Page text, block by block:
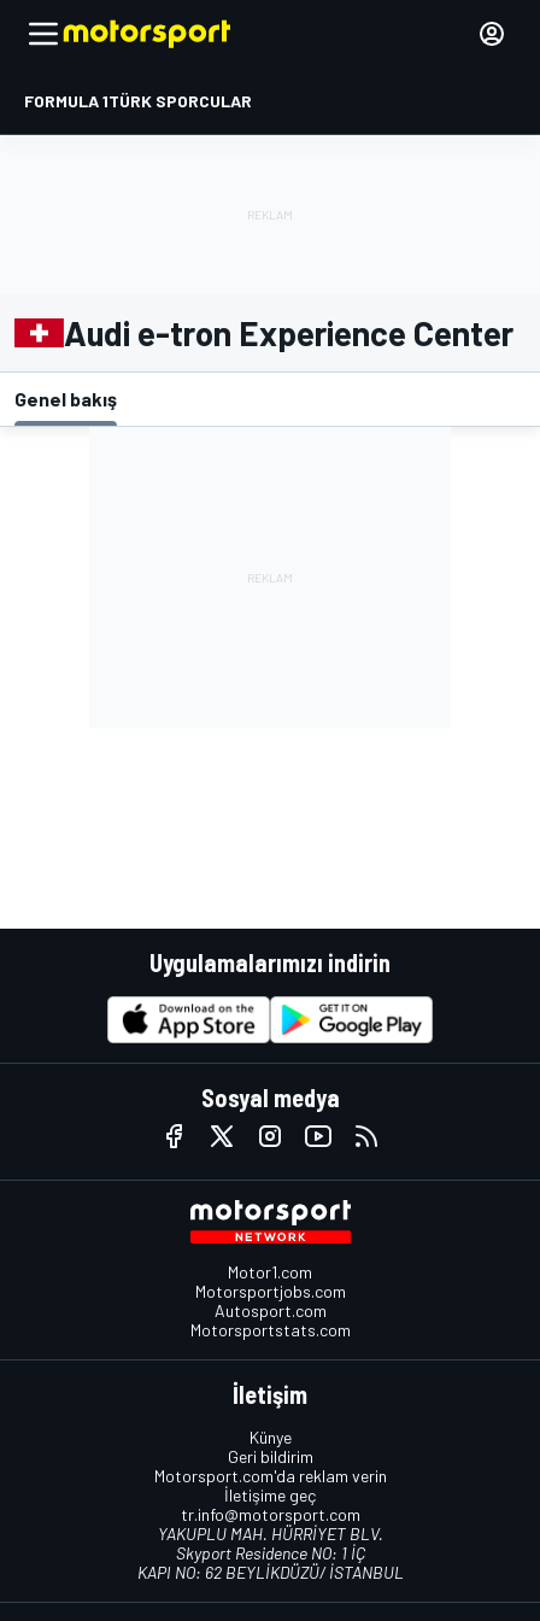
FORMULA 1TÜRK SPORCULAR
Audi e-tron Experience Center
Genel bakış
Uygulamalarımızı indirin
Sosyal medya
Motor1.com
Motorsportjobs.com
Autosport.com
Motorsportstats.com
İletişim
Künye
Geri bildirim
Motorsport.com'da reklam verin
İletişime geç
tr.info@motorsport.com
YAKUPLU MAH. HÜRRİYET BLV.
Skyport Residence NO: 1 İÇ
KAPI NO: 62 BEYLİKDÜZÜ/ İSTANBUL